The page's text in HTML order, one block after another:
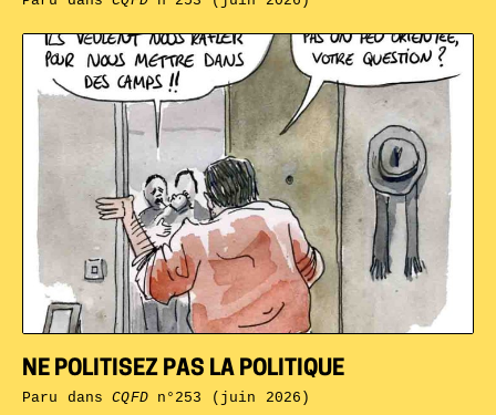
NE POLITISEZ PAS LA POLITIQUE
Paru dansCQFDn°253 (juin 2026)